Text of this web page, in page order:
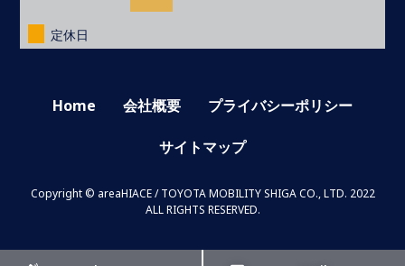
定休日
Home 会社概要 プライバシーポリシー
サイトマップ
Copyright © areaHIACE / TOYOTA MOBILITY SHIGA CO., LTD. 2022
ALL RIGHTS RESERVED.